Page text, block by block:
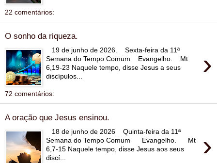
22 comentários:
O sonho da riqueza.
›
19 de junho de 2026. Sexta-feira da 11ª
Semana do Tempo Comum Evangelho. Mt
6,19-23 Naquele tempo, disse Jesus a seus
discípulos...
72 comentários:
A oração que Jesus ensinou.
›
18 de junho de 2026 Quinta-feira da 11ª
Semana do Tempo Comum Evangelho. Mt
6,7-15 Naquele tempo, disse Jesus aos seus
discí...